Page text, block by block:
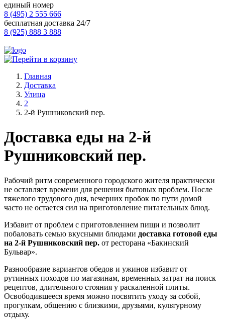
единый номер
8 (495) 2 555 666
бесплатная доставка 24/7
8 (925) 888 3 888
Главная
Доставка
Улица
2
2-й Рушниковский пер.
Доставка еды на 2-й
Рушниковский пер.
Рабочий ритм современного городского жителя практически
не оставляет времени для решения бытовых проблем. После
тяжелого трудового дня, вечерних пробок по пути домой
часто не остается сил на приготовление питательных блюд.
Избавит от проблем с приготовлением пищи и позволит
побаловать семью вкусными блюдами доставка готовой еды
на 2-й Рушниковский пер. от ресторана «Бакинский
Бульвар».
Разнообразие вариантов обедов и ужинов избавит от
рутинных походов по магазинам, временных затрат на поиск
рецептов, длительного стояния у раскаленной плиты.
Освободившееся время можно посвятить уходу за собой,
прогулкам, общению с близкими, друзьями, культурному
отдыху.